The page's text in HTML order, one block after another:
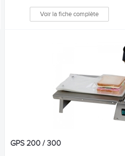
Voir la fiche complète
GPS 200 / 300